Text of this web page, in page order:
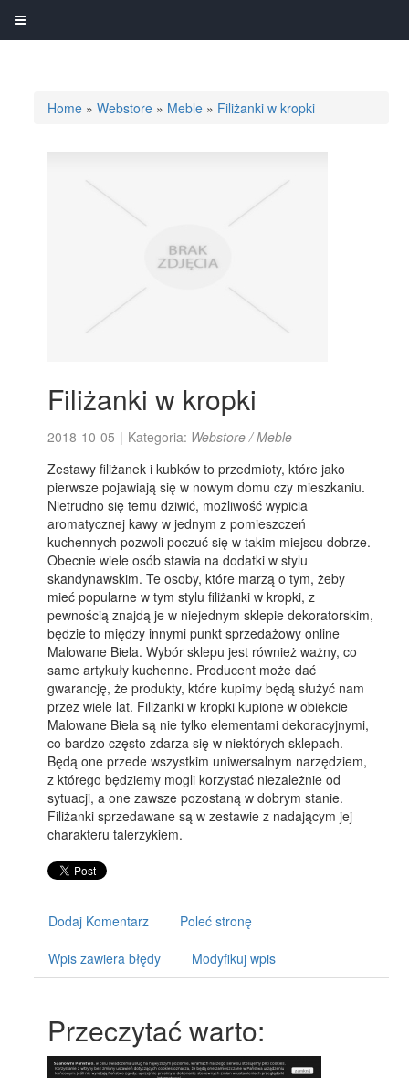
Home »Webstore » Meble » Filiżanki w kropki
Filiżanki w kropki
2018-10-05 | Kategoria: Webstore / Meble
Zestawy filiżanek i kubków to przedmioty, które jako
pierwsze pojawiają się w nowym domu czy mieszkaniu.
Nietrudno się temu dziwić, możliwość wypicia
aromatycznej kawy w jednym z pomieszczeń
kuchennych pozwoli poczuć się w takim miejscu dobrze.
Obecnie wiele osób stawia na dodatki w stylu
skandynawskim. Te osoby, które marzą o tym, żeby
mieć popularne w tym stylu filiżanki w kropki, z
pewnością znajdą je w niejednym sklepie dekoratorskim,
będzie to między innymi punkt sprzedażowy online
Malowane Biela. Wybór sklepu jest również ważny, co
same artykuły kuchenne. Producent może dać
gwarancję, że produkty, które kupimy będą służyć nam
przez wiele lat. Filiżanki w kropki kupione w obiekcie
Malowane Biela są nie tylko elementami dekoracyjnymi,
co bardzo często zdarza się w niektórych sklepach.
Będą one przede wszystkim uniwersalnym narzędziem,
z którego będziemy mogli korzystać niezależnie od
sytuacji, a one zawsze pozostaną w dobrym stanie.
Filiżanki sprzedawane są w zestawie z nadającym jej
charakteru talerzykiem.
Dodaj Komentarz Poleć stronę
Wpis zawiera błędy Modyfikuj wpis
Przeczytać warto: